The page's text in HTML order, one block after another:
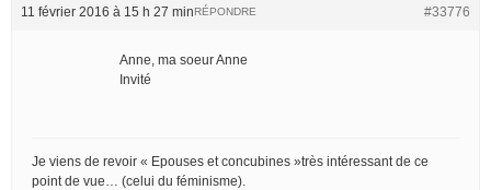
11 février 2016 à 15 h 27 min #33776
RÉPONDRE
Anne, ma soeur Anne
Invité
Je viens de revoir « Epouses et concubines »très intéressant de ce
point de vue… (celui du féminisme).